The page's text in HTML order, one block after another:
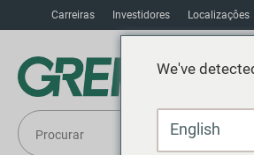
Carreiras Investidores Localizaçôes
We've
English